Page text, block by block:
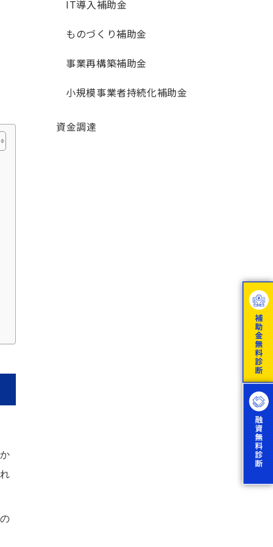
IT導入補助金
ものづくり補助金
事業再構築補助金
小規模事業者持続化補助金
資金調達